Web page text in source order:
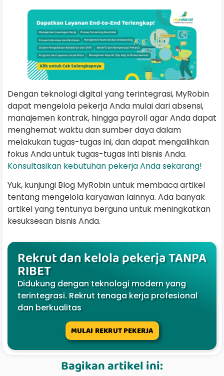
Dengan teknologi digital yang terintegrasi, MyRobin
dapat mengelola pekerja Anda mulai dari absensi,
manajemen kontrak, hingga payroll agar Anda dapat
menghemat waktu dan sumber daya dalam
melakukan tugas-tugas ini, dan dapat mengalihkan
fokus Anda untuk tugas-tugas inti bisnis Anda.
Konsultasikan kebutuhan pekerja Anda sekarang!
Yuk, kunjungi Blog MyRobin untuk membaca artikel
tentang mengelola karyawan lainnya. Ada banyak
artikel yang tentunya berguna untuk meningkatkan
kesuksesan bisnis Anda.
Rekrut dan kelola pekerja TANPA
RIBET
Didukung dengan teknologi modern yang
terintegrasi. Rekrut tenaga kerja profesional
dan berkualitas
MULAI REKRUT PEKERJA
Bagikan artikel ini: